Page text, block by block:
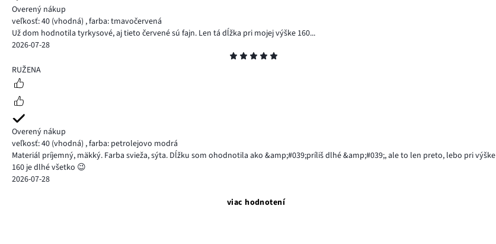
Overený nákup
veľkosť: 40 (vhodná) ,farba: tmavočervená
Už dom hodnotila tyrkysové, aj tieto červené sú fajn. Len tá dĺžka pri mojej výške 160...
2026-07-28
5
RUŽENA
Overený nákup
veľkosť: 40 (vhodná) ,farba: petrolejovo modrá
Materiál príjemný, mäkký. Farba svieža, sýta. Dĺžku som ohodnotila ako &amp;#039;príliš dlhé &amp;#039;, ale to len preto, lebo pri výške
160 je dlhé všetko 😉
2026-07-28
viac hodnotení